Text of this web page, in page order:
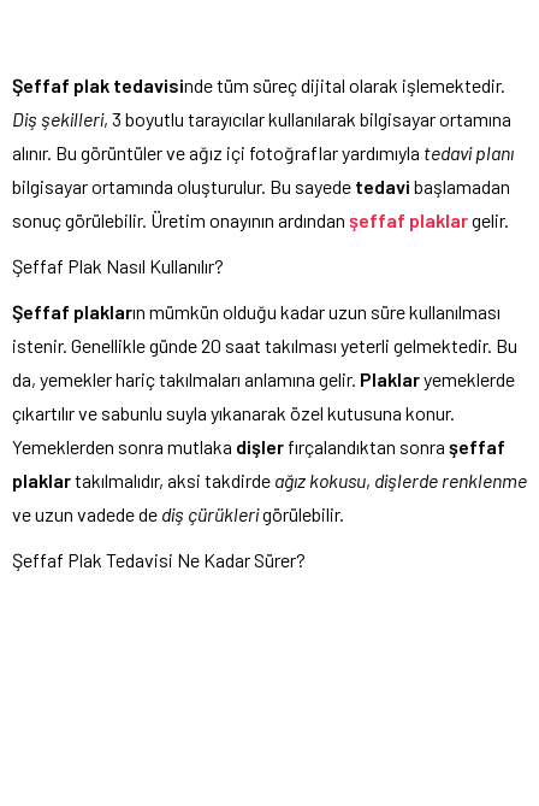
Şeffaf plak tedavisinde tüm süreç dijital olarak işlemektedir.
Diş şekilleri, 3 boyutlu tarayıcılar kullanılarak bilgisayar ortamına
alınır. Bu görüntüler ve ağız içi fotoğraflar yardımıyla tedavi planı
bilgisayar ortamında oluşturulur. Bu sayede tedavi başlamadan
sonuç görülebilir. Üretim onayının ardından şeffaf plaklargelir.
Şeffaf Plak Nasıl Kullanılır?
Şeffaf plakların mümkün olduğu kadar uzun süre kullanılması
istenir. Genellikle günde 20 saat takılması yeterli gelmektedir. Bu
da, yemekler hariç takılmaları anlamına gelir. Plaklaryemeklerde
çıkartılır ve sabunlu suyla yıkanarak özel kutusuna konur.
Yemeklerden sonra mutlaka dişler fırçalandıktan sonra şeffaf
plaklartakılmalıdır, aksi takdirde ağız kokusu, dişlerde renklenme
ve uzun vadede de diş çürüklerigörülebilir.
Şeffaf Plak Tedavisi Ne Kadar Sürer?